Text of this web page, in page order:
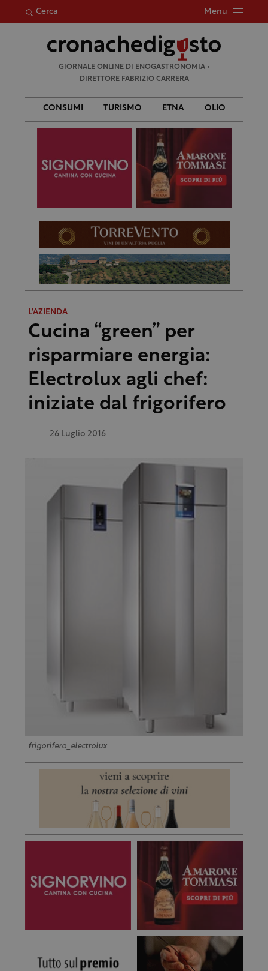
Cerca Menu
per:
GIORNALE ONLINE DI ENOGASTRONOMIA •
DIRETTORE FABRIZIO CARRERA
CONSUMI TURISMO ETNA OLIO
L'AZIENDA
Cucina “green” per
risparmiare energia:
Electrolux agli chef:
iniziate dal frigorifero
26 Luglio 2016
frigorifero_electrolux